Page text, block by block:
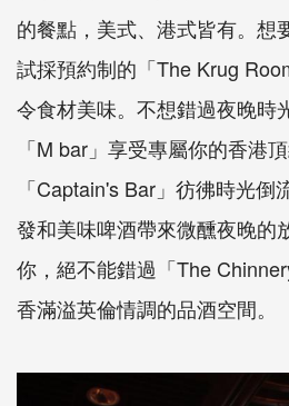
的餐點，美式、港式皆有。想
試採預約制的「The Krug
令食材美味。不想錯過夜晚時
「M bar」享受專屬你的香港
「Captain's Bar」彷彿時光
發和美味啤酒帶來微醺夜晚的
你，絕不能錯過「The
香滿溢英倫情調的品酒空間。